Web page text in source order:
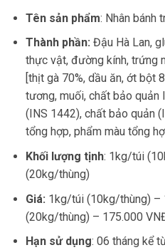
Tên sản phẩm: Nhân bánh
Thành phần: Đậu Hà Lan,
thực vật, đường kính, trứng
[thịt gà 70%, dầu ăn, ớt bột
tương, muối, chất bảo quản
(INS 1442), chất bảo quản
tổng hợp, phẩm màu tổng
Khối lượng tịnh: 1kg/túi
(20kg/thùng)
Giá: 1kg/túi (10kg/thùng) –
(20kg/thùng) – 175.000
Hạn sử dụng: 06 tháng kể